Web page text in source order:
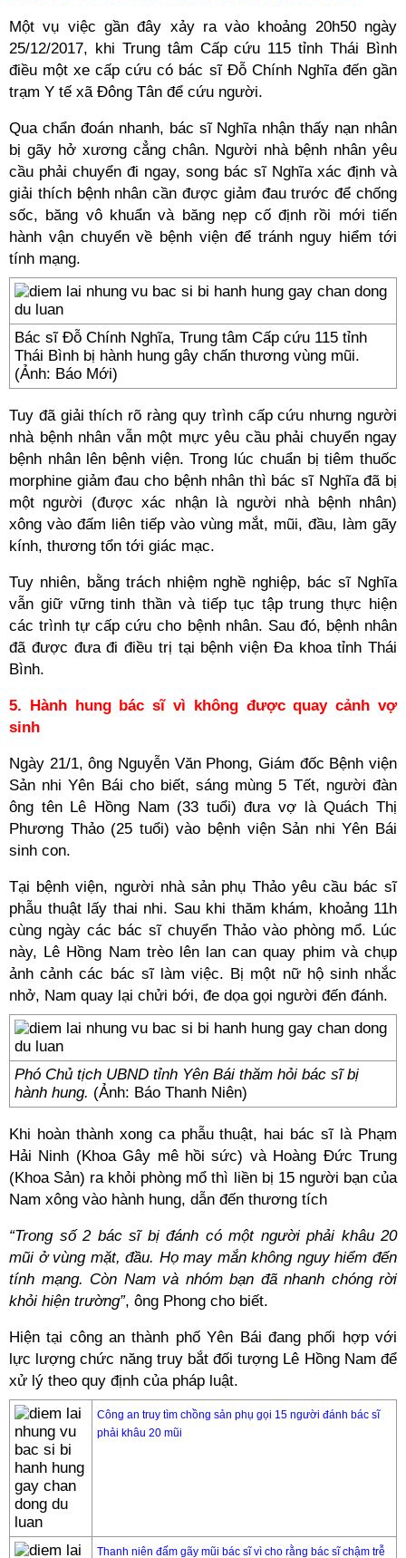
Một vụ việc gần đây xảy ra vào khoảng 20h50 ngày
25/12/2017, khi Trung tâm Cấp cứu 115 tỉnh Thái Bình
điều một xe cấp cứu có bác sĩ Đỗ Chính Nghĩa đến gần
trạm Y tế xã Đông Tân để cứu người.
Qua chẩn đoán nhanh, bác sĩ Nghĩa nhận thấy nạn nhân
bị gãy hở xương cẳng chân. Người nhà bệnh nhân yêu
cầu phải chuyển đi ngay, song bác sĩ Nghĩa xác định và
giải thích bệnh nhân cần được giảm đau trước để chống
sốc, băng vô khuẩn và băng nẹp cố định rồi mới tiến
hành vận chuyển về bệnh viện để tránh nguy hiểm tới
tính mạng.
Bác sĩ Đỗ Chính Nghĩa, Trung tâm Cấp cứu 115 tỉnh
Thái Bình bị hành hung gây chấn thương vùng mũi.
(Ảnh: Báo Mới)
Tuy đã giải thích rõ ràng quy trình cấp cứu nhưng người
nhà bệnh nhân vẫn một mực yêu cầu phải chuyển ngay
bệnh nhân lên bệnh viện. Trong lúc chuẩn bị tiêm thuốc
morphine giảm đau cho bệnh nhân thì bác sĩ Nghĩa đã bị
một người (được xác nhận là người nhà bệnh nhân)
xông vào đấm liên tiếp vào vùng mắt, mũi, đầu, làm gãy
kính, thương tổn tới giác mạc.
Tuy nhiên, bằng trách nhiệm nghề nghiệp, bác sĩ Nghĩa
vẫn giữ vững tinh thần và tiếp tục tập trung thực hiện
các trình tự cấp cứu cho bệnh nhân. Sau đó, bệnh nhân
đã được đưa đi điều trị tại bệnh viện Đa khoa tỉnh Thái
Bình.
5. Hành hung bác sĩ vì không được quay cảnh vợ
sinh
Ngày 21/1, ông Nguyễn Văn Phong, Giám đốc Bệnh viện
Sản nhi Yên Bái cho biết, sáng mùng 5 Tết, người đàn
ông tên Lê Hồng Nam (33 tuổi) đưa vợ là Quách Thị
Phương Thảo (25 tuổi) vào bệnh viện Sản nhi Yên Bái
sinh con.
Tại bệnh viện, người nhà sản phụ Thảo yêu cầu bác sĩ
phẫu thuật lấy thai nhi. Sau khi thăm khám, khoảng 11h
cùng ngày các bác sĩ chuyển Thảo vào phòng mổ. Lúc
này, Lê Hồng Nam trèo lên lan can quay phim và chụp
ảnh cảnh các bác sĩ làm việc. Bị một nữ hộ sinh nhắc
nhở, Nam quay lại chửi bới, đe dọa gọi người đến đánh.
Phó Chủ tịch UBND tỉnh Yên Bái thăm hỏi bác sĩ bị
hành hung. (Ảnh: Báo Thanh Niên)
Khi hoàn thành xong ca phẫu thuật, hai bác sĩ là Phạm
Hải Ninh (Khoa Gây mê hồi sức) và Hoàng Đức Trung
(Khoa Sản) ra khỏi phòng mổ thì liền bị 15 người bạn của
Nam xông vào hành hung, dẫn đến thương tích
“Trong số 2 bác sĩ bị đánh có một người phải khâu 20
mũi ở vùng mặt, đầu. Họ may mắn không nguy hiểm đến
tính mạng. Còn Nam và nhóm bạn đã nhanh chóng rời
khỏi hiện trường”, ông Phong cho biết.
Hiện tại công an thành phố Yên Bái đang phối hợp với
lực lượng chức năng truy bắt đối tượng Lê Hồng Nam để
xử lý theo quy định của pháp luật.
Công an truy tìm chồng sản phụ gọi 15 người đánh bác sĩ
phải khâu 20 mũi
Thanh niên đấm gãy mũi bác sĩ vì cho rằng bác sĩ chậm trễ